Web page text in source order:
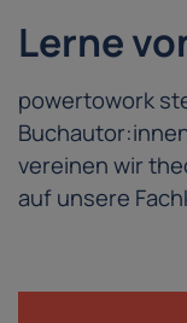
Lerne
powertowork
vereinen wir
auf unsere